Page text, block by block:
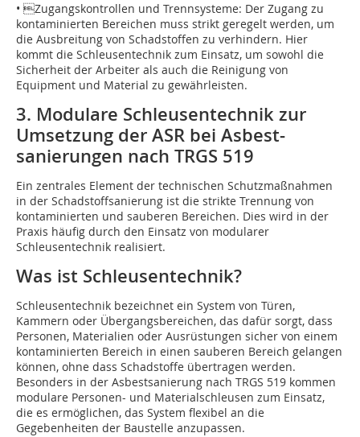
• Zugangskontrollen und Trennsysteme: Der Zugang zu
kontaminierten Bereichen muss strikt geregelt werden, um
die Ausbreitung von Schadstoffen zu verhindern. Hier
kommt die Schleusentechnik zum Einsatz, um sowohl die
Sicherheit der Arbeiter als auch die Reinigung von
Equipment und Material zu gewährleisten.
3. Modulare Schleusentechnik zur
Umsetzung der ASR bei Asbest­
sanierungen nach TRGS 519
Ein zentrales Element der technischen Schutzmaßnahmen
in der Schadstoffsanierung ist die strikte Trennung von
kontaminierten und sauberen Bereichen. Dies wird in der
Praxis häufig durch den Einsatz von modularer
Schleusentechnik realisiert.
Was ist Schleusentechnik?
Schleusentechnik bezeichnet ein System von Türen,
Kammern oder Übergangsbereichen, das dafür sorgt, dass
Personen, Materialien oder Ausrüs­tungen sicher von einem
kontaminierten Bereich in einen sauberen Bereich gelangen
können, ohne dass Schadstoffe übertragen werden.
Besonders in der Asbestsanierung nach TRGS 519 kommen
modulare Personen- und Materialschleusen zum Einsatz,
die es ermöglichen, das System flexibel an die
Gegebenheiten der Baustelle anzupassen.